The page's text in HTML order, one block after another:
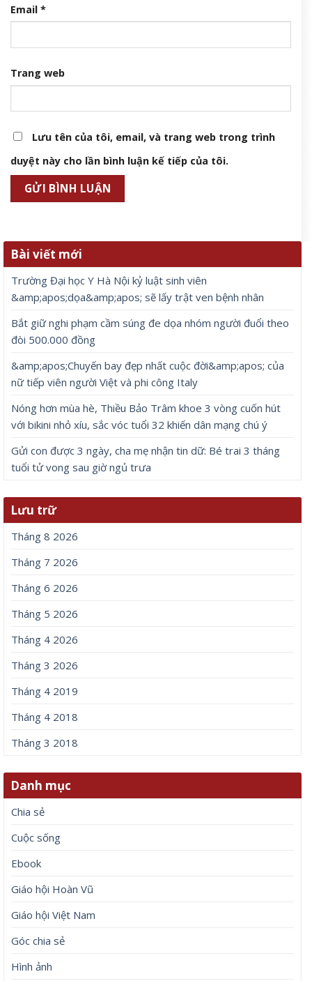
Email *
Trang web
Lưu tên của tôi, email, và trang web trong trình
duyệt này cho lần bình luận kế tiếp của tôi.
Bài viết mới
Trường Đại học Y Hà Nội kỷ luật sinh viên
&amp;apos;dọa&amp;apos; sẽ lấy trật ven bệnh nhân
Bắt giữ nghi phạm cầm súng đe dọa nhóm người đuổi theo
đòi 500.000 đồng
&amp;apos;Chuyến bay đẹp nhất cuộc đời&amp;apos; của
nữ tiếp viên người Việt và phi công Italy
Nóng hơn mùa hè, Thiều Bảo Trâm khoe 3 vòng cuốn hút
với bikini nhỏ xíu, sắc vóc tuổi 32 khiến dân mạng chú ý
Gửi con được 3 ngày, cha mẹ nhận tin dữ: Bé trai 3 tháng
tuổi tử vong sau giờ ngủ trưa
Lưu trữ
Tháng 8 2026
Tháng 7 2026
Tháng 6 2026
Tháng 5 2026
Tháng 4 2026
Tháng 3 2026
Tháng 4 2019
Tháng 4 2018
Tháng 3 2018
Danh mục
Chia sẻ
Cuộc sống
Ebook
Giáo hội Hoàn Vũ
Giáo hội Việt Nam
Góc chia sẻ
Hình ảnh